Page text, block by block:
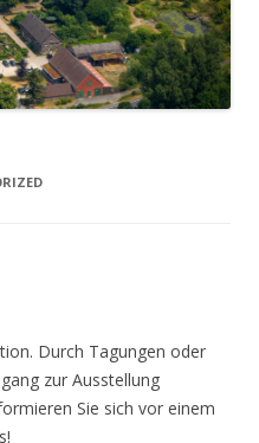
Durch Tagungen oder
zur Ausstellung
Sie sich vor einem